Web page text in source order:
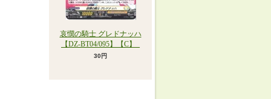
哀憫の騎士 グレドナッハ
【DZ-BT04/095】【C】_
30円